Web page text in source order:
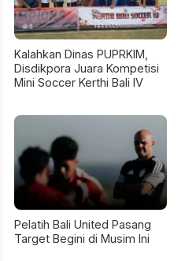
Kalahkan Dinas PUPRKIM,
Disdikpora Juara Kompetisi
Mini Soccer Kerthi Bali IV
Pelatih Bali United Pasang
Target Begini di Musim Ini